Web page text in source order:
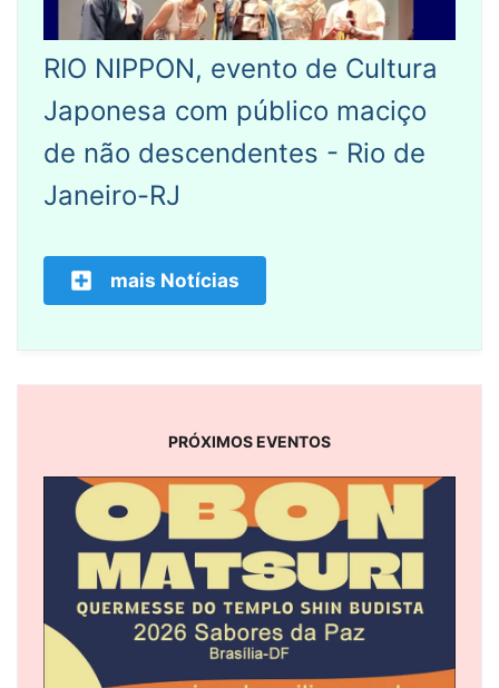
RIO NIPPON, evento de Cultura
Japonesa com público maciço
de não descendentes - Rio de
Janeiro-RJ
mais Notícias
PRÓXIMOS EVENTOS